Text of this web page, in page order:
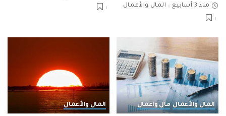
منذ 3 أسابيع المال والأعمال
المال والأعمال مال واعمال المال والأعمال